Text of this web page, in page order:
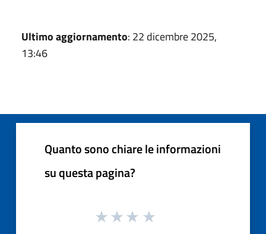
Ultimo aggiornamento: 22 dicembre 2025,
13:46
Quanto sono chiare le informazioni
su questa pagina?